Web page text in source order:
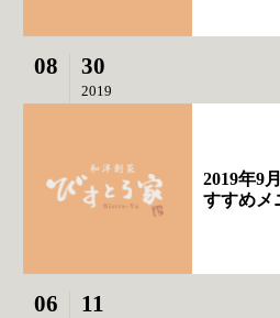
08 30
2019
2019年9
すすめメ
06 11